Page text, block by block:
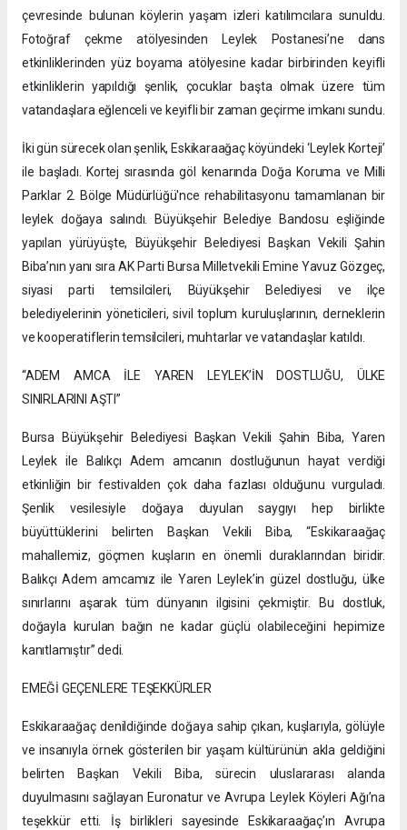
çevresinde bulunan köylerin yaşam izleri katılımcılara sunuldu.
Fotoğraf çekme atölyesinden Leylek Postanesi’ne dans
etkinliklerinden yüz boyama atölyesine kadar birbirinden keyifli
etkinliklerin yapıldığı şenlik, çocuklar başta olmak üzere tüm
vatandaşlara eğlenceli ve keyifli bir zaman geçirme imkanı sundu.
İki gün sürecek olan şenlik, Eskikaraağaç köyündeki ‘Leylek Korteji’
ile başladı. Kortej sırasında göl kenarında Doğa Koruma ve Milli
Parklar 2. Bölge Müdürlüğü'nce rehabilitasyonu tamamlanan bir
leylek doğaya salındı. Büyükşehir Belediye Bandosu eşliğinde
yapılan yürüyüşte, Büyükşehir Belediyesi Başkan Vekili Şahin
Biba’nın yanı sıra AK Parti Bursa Milletvekili Emine Yavuz Gözgeç,
siyasi parti temsilcileri, Büyükşehir Belediyesi ve ilçe
belediyelerinin yöneticileri, sivil toplum kuruluşlarının, derneklerin
ve kooperatiflerin temsilcileri, muhtarlar ve vatandaşlar katıldı.
“ADEM AMCA İLE YAREN LEYLEK’İN DOSTLUĞU, ÜLKE
SINIRLARINI AŞTI”
Bursa Büyükşehir Belediyesi Başkan Vekili Şahin Biba, Yaren
Leylek ile Balıkçı Adem amcanın dostluğunun hayat verdiği
etkinliğin bir festivalden çok daha fazlası olduğunu vurguladı.
Şenlik vesilesiyle doğaya duyulan saygıyı hep birlikte
büyüttüklerini belirten Başkan Vekili Biba, “Eskikaraağaç
mahallemiz, göçmen kuşların en önemli duraklarından biridir.
Balıkçı Adem amcamız ile Yaren Leylek’in güzel dostluğu, ülke
sınırlarını aşarak tüm dünyanın ilgisini çekmiştir. Bu dostluk,
doğayla kurulan bağın ne kadar güçlü olabileceğini hepimize
kanıtlamıştır” dedi.
EMEĞİ GEÇENLERE TEŞEKKÜRLER
Eskikaraağaç denildiğinde doğaya sahip çıkan, kuşlarıyla, gölüyle
ve insanıyla örnek gösterilen bir yaşam kültürünün akla geldiğini
belirten Başkan Vekili Biba, sürecin uluslararası alanda
duyulmasını sağlayan Euronatur ve Avrupa Leylek Köyleri Ağı’na
teşekkür etti. İş birlikleri sayesinde Eskikaraağaç’ın Avrupa